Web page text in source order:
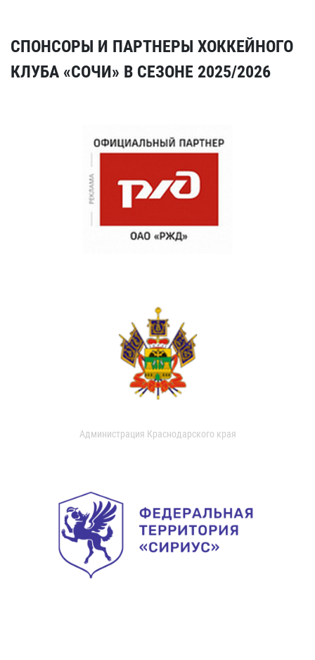
СПОНСОРЫ И ПАРТНЕРЫ ХОККЕЙНОГО
КЛУБА «СОЧИ» В СЕЗОНЕ 2025/2026
Администрация Краснодарского края